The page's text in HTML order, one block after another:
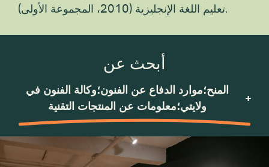
تعليم اللغة الإنجليزية (2010، المجموعة الأولى).
أبحث عن